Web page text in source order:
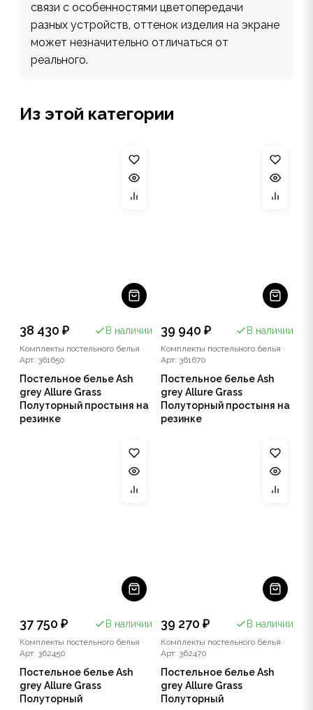
связи с особенностями цветопередачи
разных устройств, оттенок изделия на экране
может незначительно отличаться от
реального.
Из этой категории
38 430 ₽ В наличии
Комплекты постельного белья ·
Арт: 361650
Постельное белье Ash
grey Allure Grass
Полуторный простыня на
резинке
39 940 ₽ В наличии
Комплекты постельного белья ·
Арт: 361670
Постельное белье Ash
grey Allure Grass
Полуторный простыня на
резинке
37 750 ₽ В наличии
Комплекты постельного белья ·
Арт: 362450
Постельное белье Ash
grey Allure Grass
Полуторный
39 270 ₽ В наличии
Комплекты постельного белья ·
Арт: 362470
Постельное белье Ash
grey Allure Grass
Полуторный